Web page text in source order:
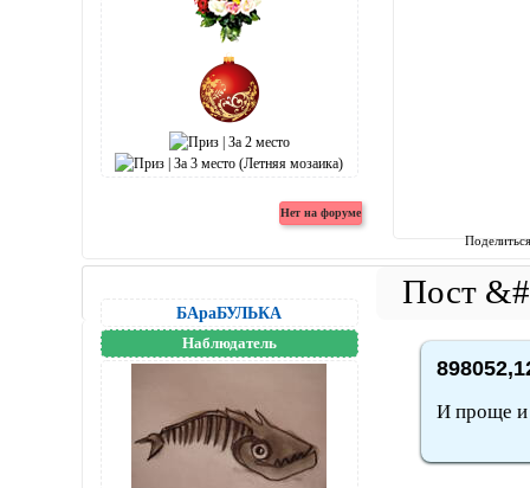
БАраБУЛЬКА
Наблюдатель
И проще и